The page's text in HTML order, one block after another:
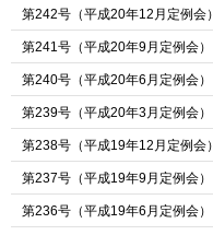
第242号（平成20年12月定例会）
第241号（平成20年9月定例会）
第240号（平成20年6月定例会）
第239号（平成20年3月定例会）
第238号（平成19年12月定例会）
第237号（平成19年9月定例会）
第236号（平成19年6月定例会）